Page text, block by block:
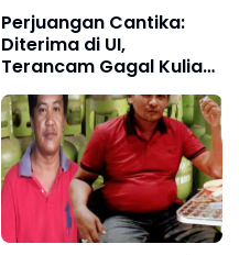
Perjuangan Cantika:
Diterima di UI,
Terancam Gagal Kuliah,
Kini Dibantu PAS 68 dan
Yayasan Sjaiful Suarti
Wilis